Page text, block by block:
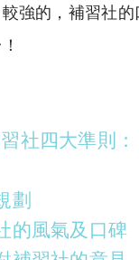
強的，補習社
社四大準則
劃
的風氣及口碑